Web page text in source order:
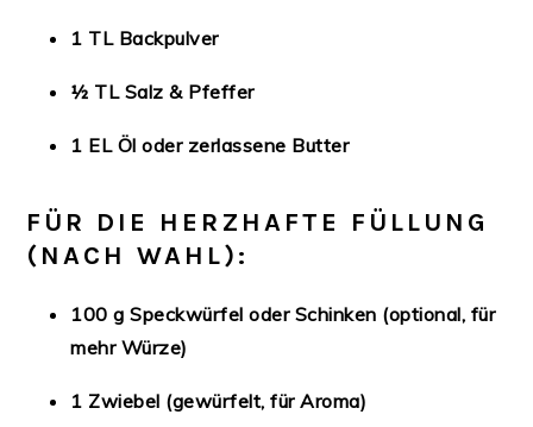
1 TL Backpulver
½ TL Salz & Pfeffer
1 EL Öl oder zerlassene Butter
FÜR DIE HERZHAFTE FÜLLUNG
(NACH WAHL):
100 g Speckwürfel oder Schinken (optional, für
mehr Würze)
1 Zwiebel (gewürfelt, für Aroma)